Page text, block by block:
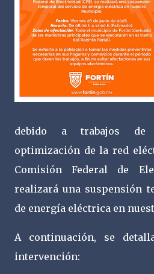
debido a trabajos de
optimización de la red
Comisión Federal de
realizará una suspensión
de energía eléctrica en
A continuación, se
intervención: